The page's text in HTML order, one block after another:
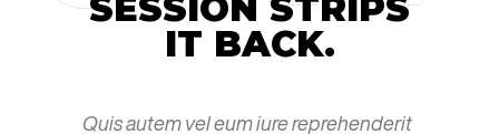
IT BACK.
Quis autem vel eum iure reprehenderit